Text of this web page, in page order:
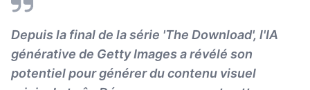
Depuis la final de la série 'The Download', l'IA
générative de Getty Images a révélé son
potentiel pour générer du contenu visuel